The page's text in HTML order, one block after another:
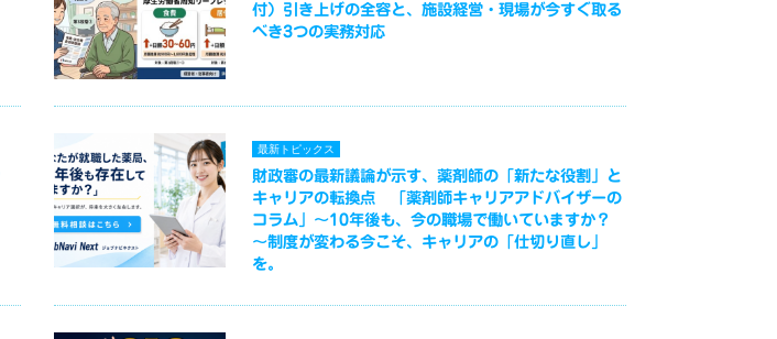
付）引き上げの全容と、施設経営・現場が今すぐ取る
べき3つの実務対応
最新トピックス
財政審の最新議論が示す、薬剤師の「新たな役割」と
キャリアの転換点 「薬剤師キャリアアドバイザーの
コラム」～10年後も、今の職場で働いていますか？
～制度が変わる今こそ、キャリアの「仕切り直し」
を。